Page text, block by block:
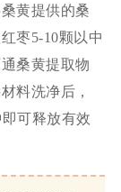
黄提供的桑
枣5-10颗以中
桑黄提取物
料洗净后，
可释放有效